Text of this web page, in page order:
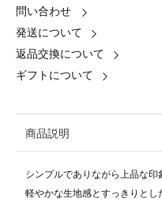
問い合わせ
発送について
返品交換について
ギフトについて
商品説明
シンプルでありながら上品な印
軽やかな生地感とすっきりと